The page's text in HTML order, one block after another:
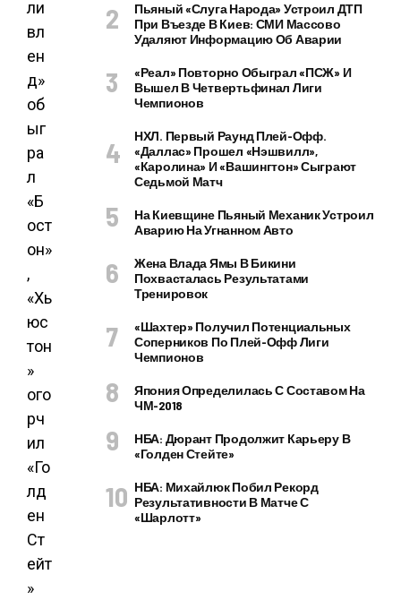
Пьяный «слуга Народа» Устроил ДТП
При Въезде В Киев: СМИ Массово
Удаляют Информацию Об Аварии
«Реал» Повторно Обыграл «ПСЖ» И
Вышел В Четвертьфинал Лиги
Чемпионов
НХЛ. Первый Раунд Плей-Офф.
«Даллас» Прошел «Нэшвилл»,
«Каролина» И «Вашингтон» Сыграют
Седьмой Матч
На Киевщине Пьяный Механик Устроил
Аварию На Угнанном Авто
Жена Влада Ямы В Бикини
Похвасталась Результатами
Тренировок
«Шахтер» Получил Потенциальных
Соперников По Плей-Офф Лиги
Чемпионов
Япония Определилась С Составом На
ЧМ-2018
НБА: Дюрант Продолжит Карьеру В
«Голден Стейте»
НБА: Михайлюк Побил Рекорд
Результативности В Матче С
«Шарлотт»